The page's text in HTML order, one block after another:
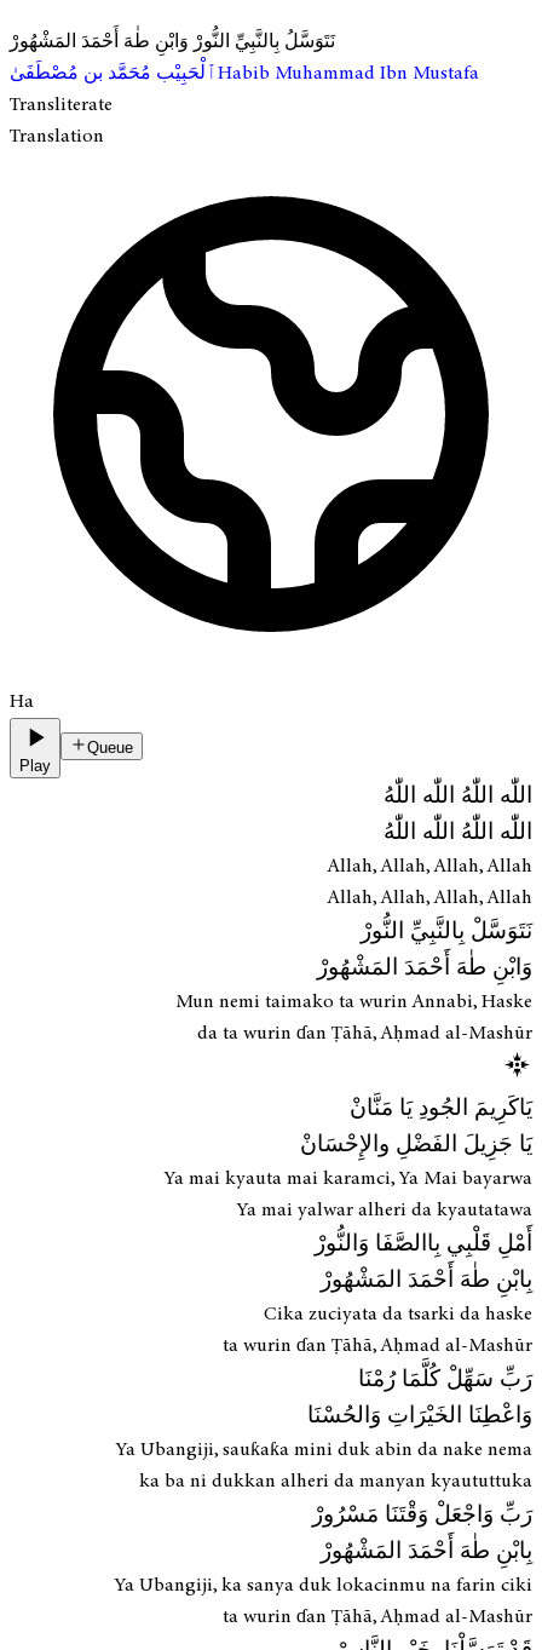
نَتَوَسَّلُ بِالنَّبِيِّ النُّورْ وَابْنِ طٰهَ أَحْمَدَ المَشْهُورْ
ٱلْحَبِيْب مُحَمَّد بن مُصْطَفَىٰHabib Muhammad Ibn Mustafa
Transliterate
Translation
Ha
Play
Queue
اللّٰه اللّٰهُ اللّٰه اللّٰهُ
اللّٰه اللّٰهُ اللّٰه اللّٰهُ
Allah, Allah, Allah, Allah
Allah, Allah, Allah, Allah
نَتَوَسَّلْ بِالنَّبِيِّ النُّورْ
وَابْنِ طٰهَ أَحْمَدَ المَشْهُورْ
Mun nemi taimako ta wurin Annabi, Haske
da ta wurin ɗan Ṭāhā, Aḥmad al-Mashūr
يَاكَرِيمَ الجُودِ يَا مَنَّانْ
يَا جَزِيلَ الفَضْلِ والإِحْسَانْ
Ya mai kyauta mai karamci, Ya Mai bayarwa
Ya mai yalwar alheri da kyautatawa
أَمْلِ قَلْبِي بِاالصَّفَا وَالنُّورْ
بِابْنِ طٰهَ أَحْمَدَ المَشْهُورْ
Cika zuciyata da tsarki da haske
ta wurin ɗan Ṭāhā, Aḥmad al-Mashūr
رَبِّ سَهِّلْ كُلَّمَا رُمْنَا
وَاعْطِنَا الخَيْرَاتِ وَالحُسْنَا
Ya Ubangiji, sauƙaƙa mini duk abin da nake nema
ka ba ni dukkan alheri da manyan kyaututtuka
رَبِّ وَاجْعَلْ وَقْتَنَا مَسْرُورْ
بِابْنِ طٰهَ أَحْمَدَ المَشْهُورْ
Ya Ubangiji, ka sanya duk lokacinmu na farin ciki
ta wurin ɗan Ṭāhā, Aḥmad al-Mashūr